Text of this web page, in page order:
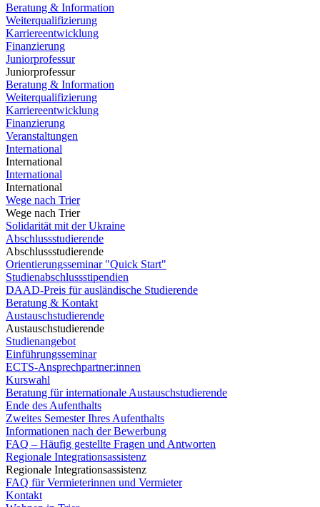
Beratung & Information
Weiterqualifizierung
Karriereentwicklung
Finanzierung
Juniorprofessur
Juniorprofessur
Beratung & Information
Weiterqualifizierung
Karriereentwicklung
Finanzierung
Veranstaltungen
International
International
International
International
Wege nach Trier
Wege nach Trier
Solidarität mit der Ukraine
Abschlussstudierende
Abschlussstudierende
Orientierungsseminar "Quick Start"
Studienabschlussstipendien
DAAD-Preis für ausländische Studierende
Beratung & Kontakt
Austauschstudierende
Austauschstudierende
Studienangebot
Einführungsseminar
ECTS-Ansprechpartner:innen
Kurswahl
Beratung für internationale Austauschstudierende
Ende des Aufenthalts
Zweites Semester Ihres Aufenthalts
Informationen nach der Bewerbung
FAQ – Häufig gestellte Fragen und Antworten
Regionale Integrationsassistenz
Regionale Integrationsassistenz
FAQ für Vermieterinnen und Vermieter
Kontakt